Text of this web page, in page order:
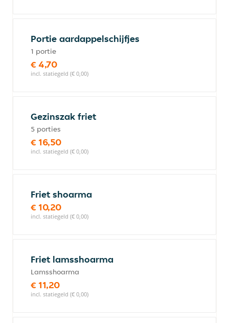
Portie aardappelschijfjes
1 portie
€ 4,70
incl. statiegeld (€ 0,00)
Gezinszak friet
5 porties
€ 16,50
incl. statiegeld (€ 0,00)
Friet shoarma
€ 10,20
incl. statiegeld (€ 0,00)
Friet lamsshoarma
Lamsshoarma
€ 11,20
incl. statiegeld (€ 0,00)